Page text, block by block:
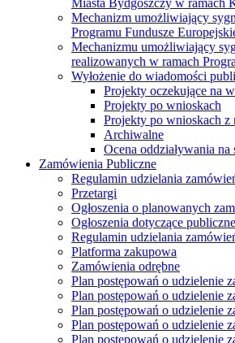
Mechanizm umożliwiający
Programu Fundusze
Mechanizmu umożliwiający
realizowanych w ramach
Wyłożenie do wiadomości
Projekty oczekujące na
Projekty po wnioskach
Projekty po wnioskach z
Archiwalne
Ocena oddziaływania
Zamówienia Publiczne
Regulamin udzielania
Przetargi
Ogłoszenia o planowanych
Ogłoszenia dotyczące
Regulamin udzielania
Platforma zakupowa
Zamówienia odrębne
Plan postępowań o udzielenie
Plan postępowań o udzielenie
Plan postępowań o udzielenie
Plan postępowań o udzielenie
Plan postępowań o udzielenie